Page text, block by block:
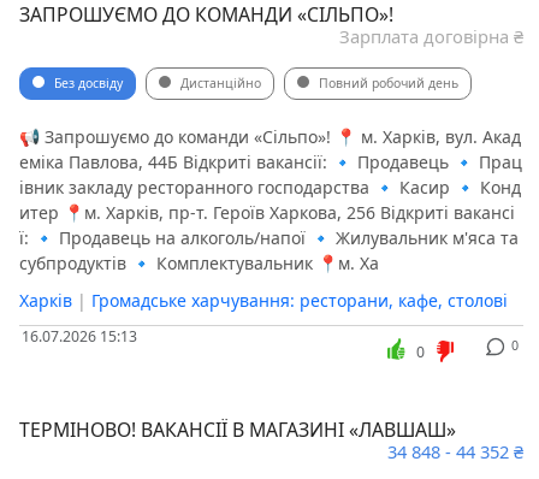
ЗАПРОШУЄМО ДО КОМАНДИ «СІЛЬПО»!
Зарплата договірна ₴
Без досвіду Дистанційно Повний робочий день
📢 Запрошуємо до команди «Сільпо»! 📍 м. Харків, вул. Акад
еміка Павлова, 44Б Відкриті вакансії: 🔹 Продавець 🔹 Прац
івник закладу ресторанного господарства 🔹 Касир 🔹 Конд
итер 📍м. Харків, пр-т. Героїв Харкова, 256 Відкриті вакансі
ї: 🔹 Продавець на алкоголь/напої 🔹 Жилувальник м'яса та
субпродуктів 🔹 Комплектувальник 📍м. Ха
Харків | Громадське харчування: ресторани, кафе, столові
16.07.2026 15:13 0
0
ТЕРМІНОВО! ВАКАНСІЇ В МАГАЗИНІ «ЛАВШАШ»
34 848 - 44 352 ₴